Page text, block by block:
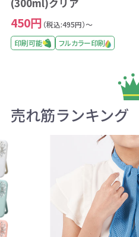
450円 （税込:495円）～
印刷可能
フルカラー印刷
売れ筋ランキング